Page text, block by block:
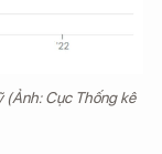
(Ảnh: Cục Thống kê